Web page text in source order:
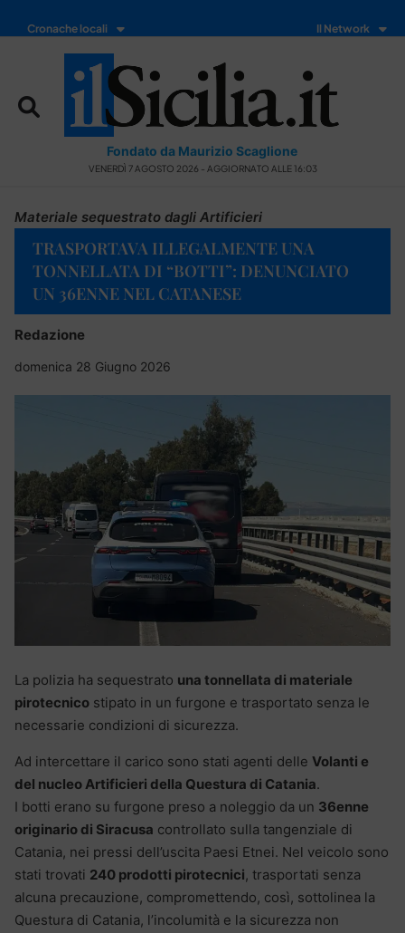
Cronache locali Il Network
Fondato da Maurizio Scaglione
VENERDÌ 7 AGOSTO 2026 - AGGIORNATO ALLE 16:03
Materiale sequestrato dagli Artificieri
TRASPORTAVA ILLEGALMENTE UNA
TONNELLATA DI “BOTTI”: DENUNCIATO
UN 36ENNE NEL CATANESE
Redazione
domenica 28 Giugno 2026
La polizia ha sequestrato una tonnellata di materiale
pirotecnico stipato in un furgone e trasportato senza le
necessarie condizioni di sicurezza.
Ad intercettare il carico sono stati agenti delle Volanti e
del nucleo Artificieri della Questura di Catania.
I botti erano su furgone preso a noleggio da un 36enne
originario di Siracusa controllato sulla tangenziale di
Catania, nei pressi dell’uscita Paesi Etnei. Nel veicolo sono
stati trovati 240 prodotti pirotecnici, trasportati senza
alcuna precauzione, compromettendo, così, sottolinea la
Questura di Catania, l’incolumità e la sicurezza non